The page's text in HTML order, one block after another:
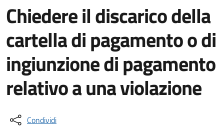
Chiedere il discarico della
cartella di pagamento o di
ingiunzione di pagamento
relativo a una violazione
Condividi